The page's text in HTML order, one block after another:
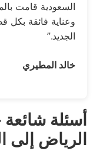
السعودية قامت
وعناية فائقة بكل
الجديد.”
خالد المطيري
أسئلة
الرياض إلى